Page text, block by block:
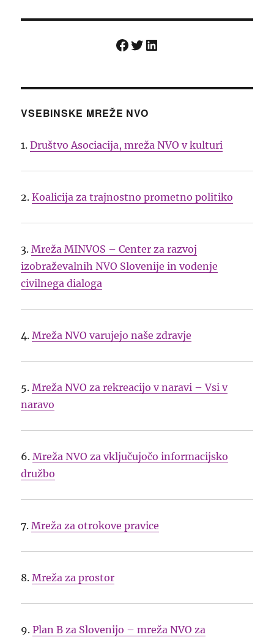
Facebook
Twitter
LinkedIn
VSEBINSKE MREŽE NVO
1.Društvo Asociacija, mreža NVO v kulturi
2.Koalicija za trajnostno prometno politiko
3.Mreža MINVOS – Center za razvoj
izobraževalnih NVO Slovenije in vodenje
civilnega dialoga
4.Mreža NVO varujejo naše zdravje
5.Mreža NVO za rekreacijo v naravi – Vsi v
naravo
6.Mreža NVO za vključujočo informacijsko
družbo
7.Mreža za otrokove pravice
8.Mreža za prostor
9.Plan B za Slovenijo – mreža NVO za